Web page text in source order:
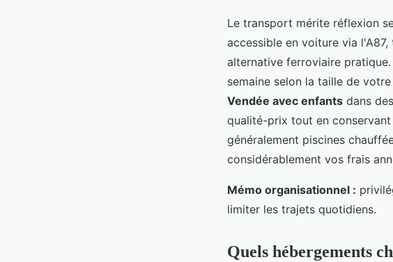
Le transport mérite réflexion
accessible en voiture via
alternative ferroviaire
semaine selon la taille de
Vendée avec enfants dans
qualité-prix tout en
généralement piscines
considérablement vos frais
Mémo organisationnel :
limiter les trajets quotidiens.
Quels hébergements